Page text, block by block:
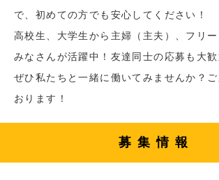
で、初めての方でも安心してください！
高校生、大学生から主婦（主夫）、フリ
みなさんが活躍中！友達同士の応募も大歓
ぜひ私たちと一緒に働いてみませんか？
おります！
募集情報